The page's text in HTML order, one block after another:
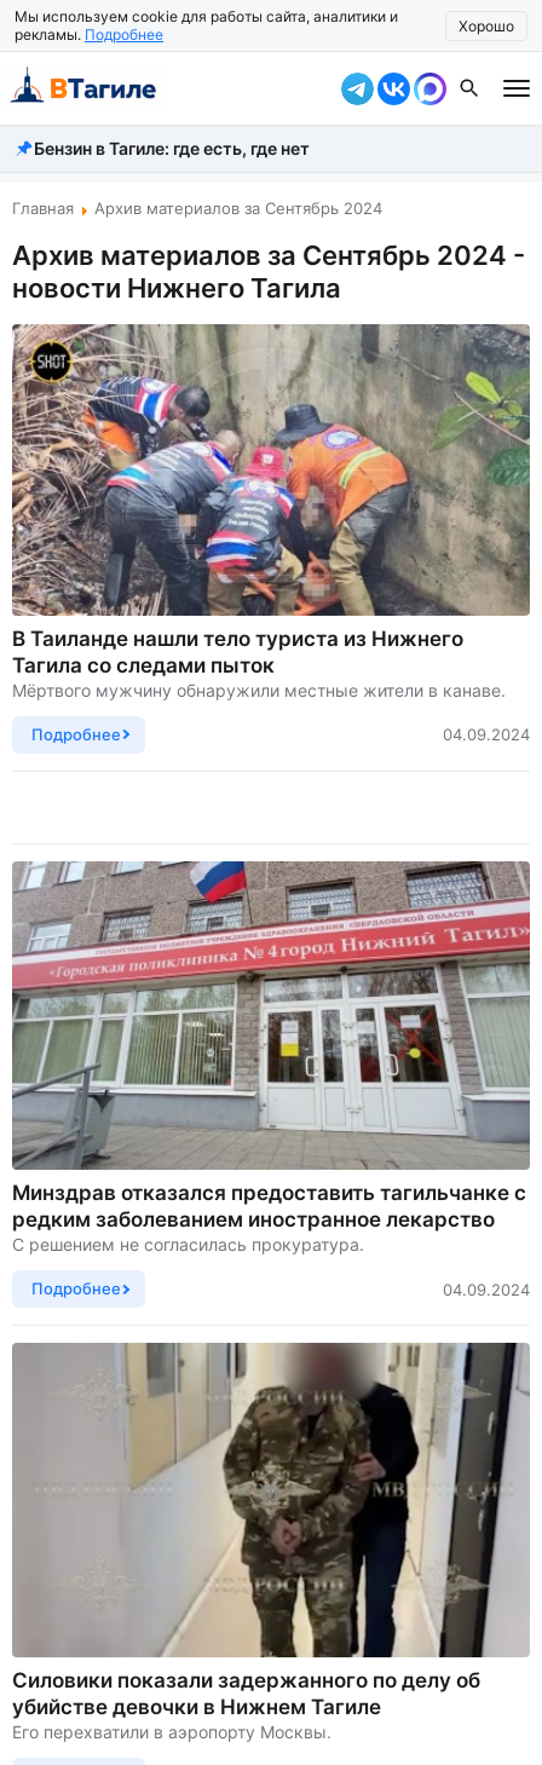
Мы используем cookie для работы сайта, аналитики и
рекламы. Подробнее Хорошо
Все новости
Происшествия
Город
Власть
Жизнь
Экономика
Общество
Рассказать новость
Бензин в Тагиле: где есть, где нет
Главная Архив материалов за Сентябрь 2024
Архив материалов за Сентябрь 2024 -
новости Нижнего Тагила
В Таиланде нашли тело туриста из Нижнего
Тагила со следами пыток
Мёртвого мужчину обнаружили местные жители в канаве.
Подробнее 04.09.2024
Минздрав отказался предоставить тагильчанке с
редким заболеванием иностранное лекарство
С решением не согласилась прокуратура.
Подробнее 04.09.2024
Силовики показали задержанного по делу об
убийстве девочки в Нижнем Тагиле
Его перехватили в аэропорту Москвы.